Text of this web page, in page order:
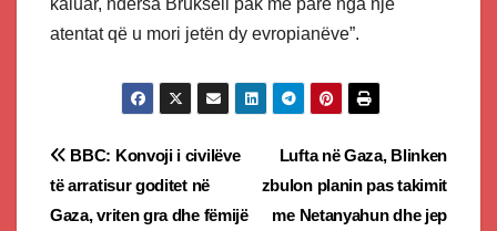
kaluar, ndërsa Brukseli pak më parë nga një
atentat që u mori jetën dy evropianëve”.
Post
navigation
Lufta në Gaza, Blinken
zbulon planin pas takimit
me Netanyahun dhe jep
BBC: Konvoji i civilëve
të arratisur goditet në
Gaza, vriten gra dhe fëmijë